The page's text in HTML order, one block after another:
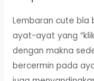
Lembaran cute bla
ayat-ayat yang
dengan makna
bercermin pada